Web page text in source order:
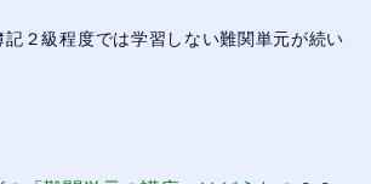
記２級程度では学習しない難関単元が続い